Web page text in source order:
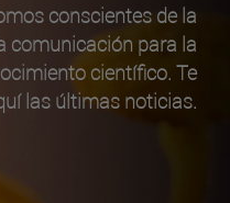
conscientes de la
comunicación para la
científico. Te
las últimas noticias.